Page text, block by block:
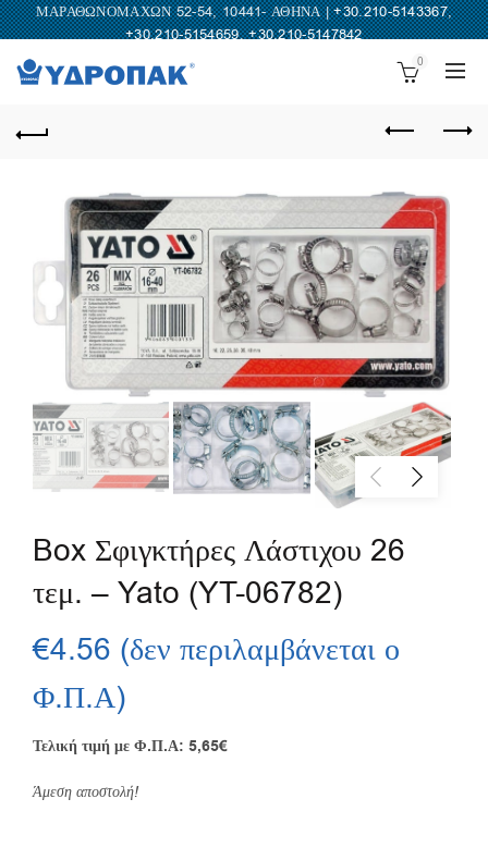
ΜΑΡΑΘΩΝΟΜΑΧΩΝ 52-54, 10441- ΑΘΗΝΑ |+30.210-5143367,
+30.210-5154659,+30.210-5147842
0
Box Σφιγκτήρες Λάστιχου 26
τεμ. – Yato (YT-06782)
€4.56 (δεν περιλαμβάνεται ο
Φ.Π.Α)
Τελική τιμή με Φ.Π.Α: 5,65€
Άμεση αποστολή!